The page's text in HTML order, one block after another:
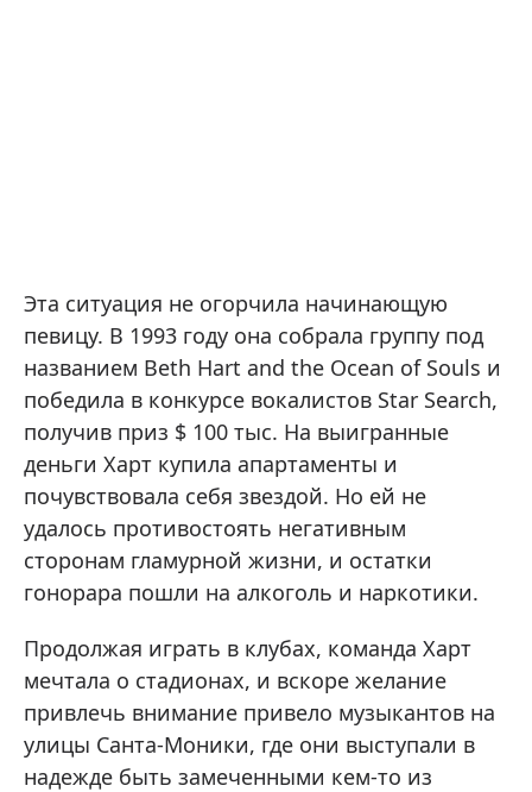
Эта ситуация не огорчила начинающую
певицу. В 1993 году она собрала группу под
названием Beth Hart and the Ocean of Souls и
победила в конкурсе вокалистов Star Search,
получив приз $ 100 тыс. На выигранные
деньги Харт купила апартаменты и
почувствовала себя звездой. Но ей не
удалось противостоять негативным
сторонам гламурной жизни, и остатки
гонорара пошли на алкоголь и наркотики.
Продолжая играть в клубах, команда Харт
мечтала о стадионах, и вскоре желание
привлечь внимание привело музыкантов на
улицы Санта-Моники, где они выступали в
надежде быть замеченными кем-то из